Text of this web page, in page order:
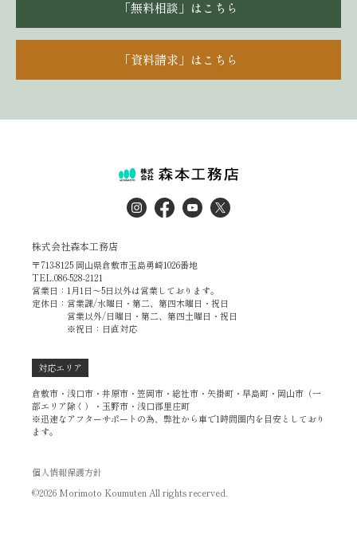
「無料相談」はこちら
「資料請求」はこちら
株式会社森本工務店
〒713-8125 岡山県倉敷市玉島勇崎1026番地
TEL.086-528-2121
営業日：1月1日～5日以外は営業しております。
定休日：営業課/水曜日・第二、第四木曜日・祝日
営業以外/日曜日・第二、第四土曜日・祝日
※祝日：日直対応
対応エリア
倉敷市・浅口市・井原市・笠岡市・総社市・矢掛町・早島町・岡山市（一
部エリア除く）・玉野市・浅口郡里庄町
※迅速なアフターサポートの為、弊社から車で1時間圏内を目安としており
ます。
個人情報保護方針
©2026 Morimoto Koumuten All rights recerved.